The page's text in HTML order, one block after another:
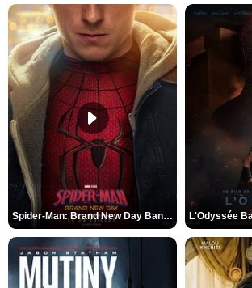
Spider-Man: Brand New Day Bande-annonce VO STFR